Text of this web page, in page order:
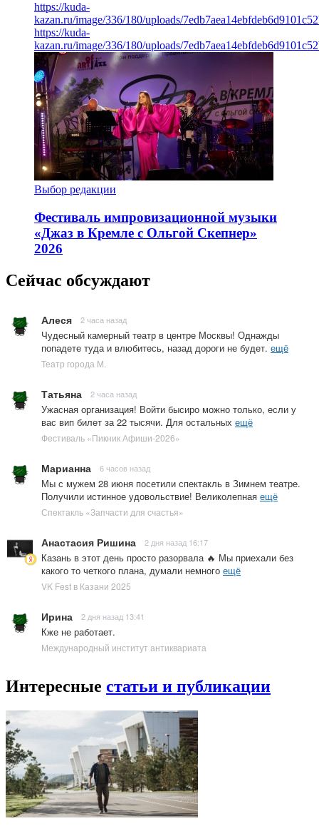
https://kuda-
kazan.ru/image/336/180/uploads/
https://kuda-
kazan.ru/image/336/180/uploads/
Выбор редакции
Фестиваль импровизационной музыки
«Джаз в Кремле с Ольгой Скепнер»
2026
Сейчас обсуждают
Алеся 2 часа назад
Чудесный камерный театр в центре Москвы! Однажды
попадете туда и влюбитесь, назад дороги не будет. ещё
Театр города М.
Татьяна 2 часа назад
Ужасная организация! Войти бысиро можно только, если у
вас вип билет за 22 тысячи. Для остальных ещё
Фестиваль «Пикник Афиши-2026»
Марианна 6 часов назад
Мы с мужем 28 июня посетили спектакль в Зимнем театре.
Получили истинное удовольствие! Великолепная ещё
Спектакль «Запчасти для счастья»
Анастасия Ришина 2 дня назад 16:17
Казань в этот день просто разорвала 🔥 Мы приехали без
какого то четкого плана, думали немного ещё
VK Fest в Казани 2025
Ирина 2 дня назад 13:41
Кже не работает.
Международный институт антиквариата
Интересные статьи и публикации